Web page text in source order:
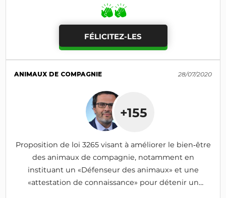
FÉLICITEZ-LES
ANIMAUX DE COMPAGNIE 28/07/2020
+155
Proposition de loi 3265 visant à améliorer le bien‑être
des animaux de compagnie, notamment en
instituant un «Défenseur des animaux» et une
«attestation de connaissance» pour détenir un